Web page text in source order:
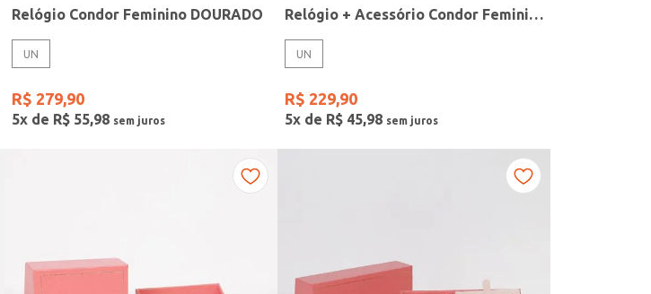
Relógio Condor Feminino DOURADO
UN
R$ 279,90
5x de R$ 55,98
Relógio + Acessório Condor Feminino PRATA
UN
R$ 229,90
5x de R$ 45,98